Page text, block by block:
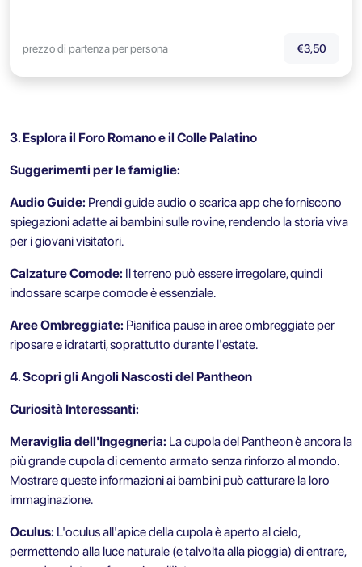
prezzo di partenza per persona €3,50
3. Esplora il Foro Romano e il Colle Palatino
Suggerimenti per le famiglie:
Audio Guide: Prendi guide audio o scarica app che forniscono
spiegazioni adatte ai bambini sulle rovine, rendendo la storia viva
per i giovani visitatori.
Calzature Comode: Il terreno può essere irregolare, quindi
indossare scarpe comode è essenziale.
Aree Ombreggiate: Pianifica pause in aree ombreggiate per
riposare e idratarti, soprattutto durante l'estate.
4. Scopri gli Angoli Nascosti del Pantheon
Curiosità Interessanti:
Meraviglia dell'Ingegneria: La cupola del Pantheon è ancora la
più grande cupola di cemento armato senza rinforzo al mondo.
Mostrare queste informazioni ai bambini può catturare la loro
immaginazione.
Oculus: L'oculus all'apice della cupola è aperto al cielo,
permettendo alla luce naturale (e talvolta alla pioggia) di entrare,